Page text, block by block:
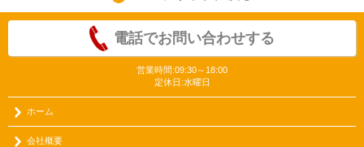
電話でお問い合わせする
営業時間:09:30～18:00
定休日:水曜日
ホーム
会社概要